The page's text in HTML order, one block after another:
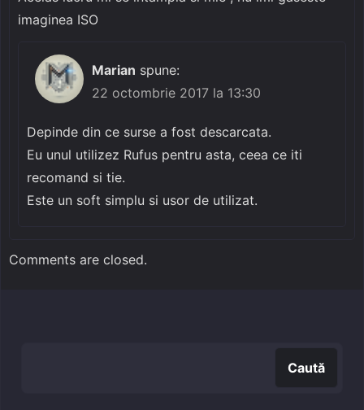
imaginea ISO
Marian spune:
22 octombrie 2017 la 13:30
Depinde din ce surse a fost descarcata.
Eu unul utilizez Rufus pentru asta, ceea ce iti
recomand si tie.
Este un soft simplu si usor de utilizat.
Comments are closed.
Caută